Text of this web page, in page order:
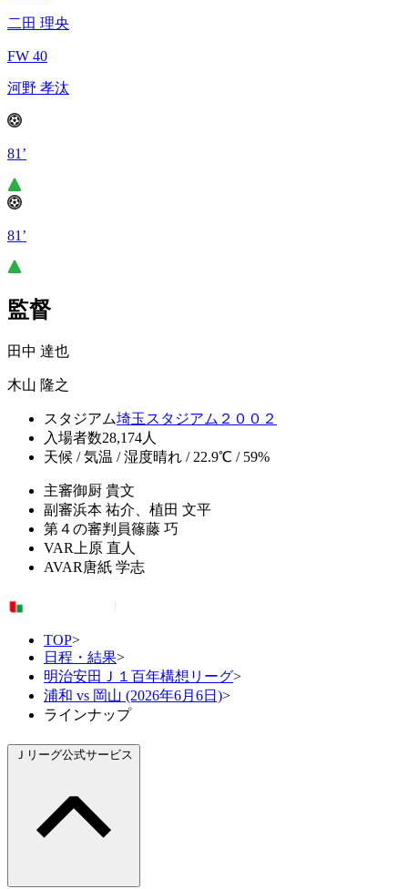
二田 理央
FW 40
河野 孝汰
81’
81’
監督
田中 達也
木山 隆之
スタジアム埼玉スタジアム２００２
入場者数28,174人
天候 / 気温 / 湿度晴れ / 22.9℃ / 59%
主審御厨 貴文
副審浜本 祐介、植田 文平
第４の審判員篠藤 巧
VAR 上原 直人
AVAR 唐紙 学志
TOP>
日程・結果>
明治安田Ｊ１百年構想リーグ>
浦和 vs 岡山 (2026年6月6日)>
ラインナップ
Ｊリーグ公式サービス